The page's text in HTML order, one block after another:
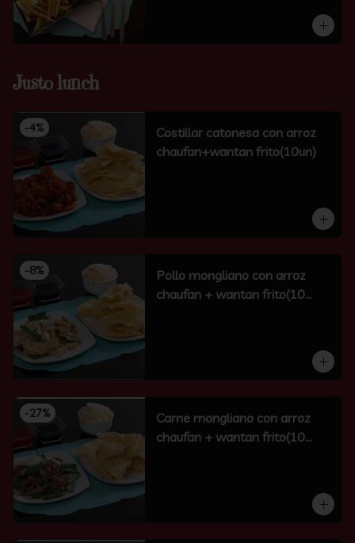
Justo lunch
-4%
Costillar catonesa con arroz
chaufan+wantan frito(10un)
-8%
Pollo mongliano con arroz
chaufan + wantan frito(10
-27%
Carne mongliano con arroz
chaufan + wantan frito(10